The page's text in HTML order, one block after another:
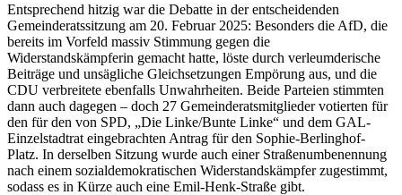
Entsprechend hitzig war die Debatte in der entscheidenden
Gemeinderatssitzung am 20. Februar 2025: Besonders die AfD, die
bereits im Vorfeld massiv Stimmung gegen die
Widerstandskämpferin gemacht hatte, löste durch verleumderische
Beiträge und unsägliche Gleichsetzungen Empörung aus, und die
CDU verbreitete ebenfalls Unwahrheiten. Beide Parteien stimmten
dann auch dagegen – doch 27 Gemeinderatsmitglieder votierten für
den für den von SPD, „Die Linke/Bunte Linke“ und dem GAL-
Einzelstadtrat eingebrachten Antrag für den Sophie-Berlinghof-
Platz. In derselben Sitzung wurde auch einer Straßenumbenennung
nach einem sozialdemokratischen Widerstandskämpfer zugestimmt,
sodass es in Kürze auch eine Emil-Henk-Straße gibt.